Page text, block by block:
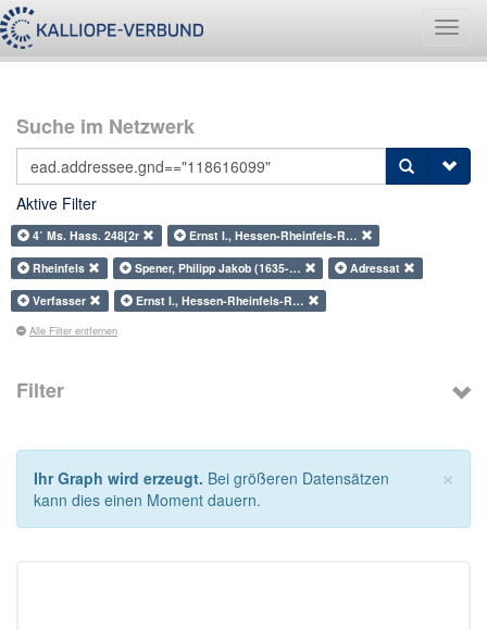
Suche im Netzwerk
Aktive Filter
4˚ Ms. Hass. 248[2r
Ernst I., Hessen-Rheinfels-R…
Rheinfels
Spener, Philipp Jakob (1635-…
Adressat
Verfasser
Ernst I., Hessen-Rheinfels-R…
Alle Filter entfernen
Filter
×
Ihr Graph wird erzeugt. Bei größeren Datensätzen
kann dies einen Moment dauern.